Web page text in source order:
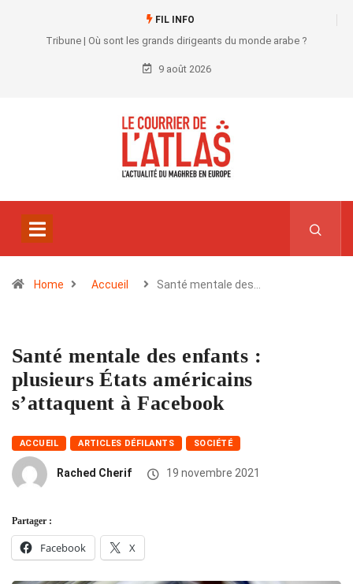
FIL INFO
Tribune | Où sont les grands dirigeants du monde arabe ?
9 août 2026
Home Accueil Santé mentale des…
Santé mentale des enfants :
plusieurs États américains
s’attaquent à Facebook
ACCUEIL ARTICLES DÉFILANTS SOCIÉTÉ
Rached Cherif 19 novembre 2021
Partager :
Facebook X